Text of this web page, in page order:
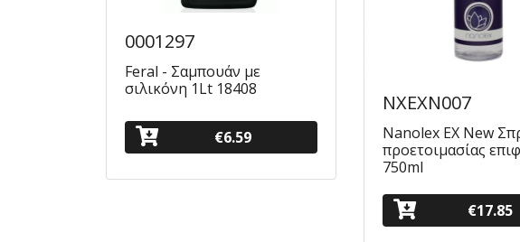
0001297
Feral - Σαμπουάν με
σιλικόνη 1Lt 18408
€6.59
NXEXN007
Nanolex EX New
προετοιμασίας
750ml
€17.85